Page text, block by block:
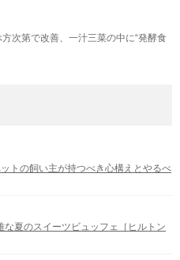
次第で改善、一汁三菜の中に“発酵食
トの飼い主が持つべき心構えとやるべ
夏のスイーツビュッフェ［ヒルトン